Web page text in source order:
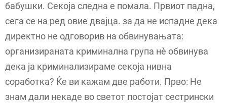
бабушки. Секоја следна е помала. Првиот падна,
сега се на ред овие двајца. за да не испадне дека
директно не одговорив на обвинувањата:
организираната криминална група нè обвинува
дека ја криминализираме секоја нивна
соработка? Ќе ви кажам две работи. Прво: Не
знам дали некаде во светот постојат сестрински